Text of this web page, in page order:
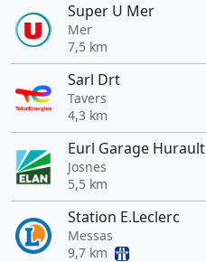
Super U Mer
Mer
7,5 km
Sarl Drt
Tavers
4,3 km
Eurl Garage Hurault
Josnes
5,5 km
Station E.Leclerc
Messas
9,7 km